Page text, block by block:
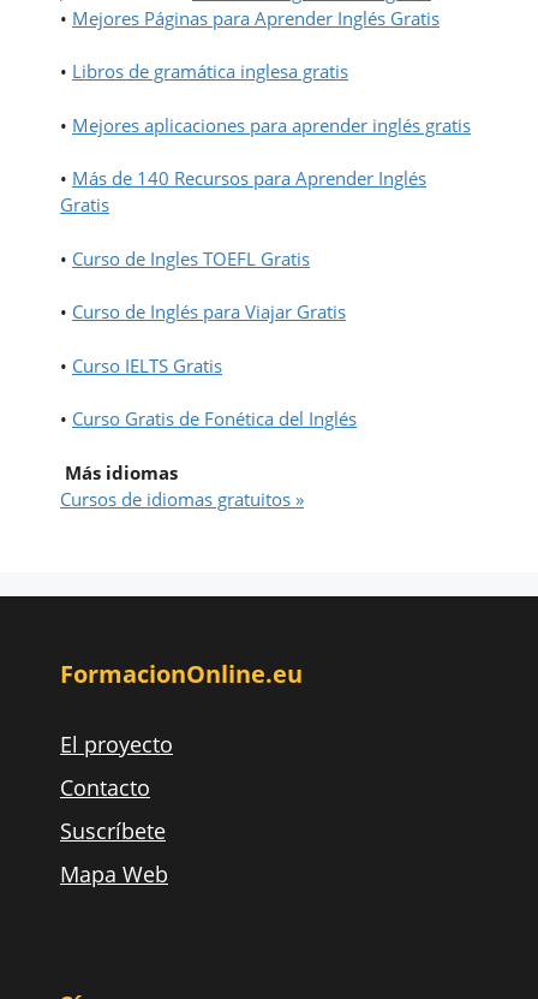
• Mejores Páginas para Aprender Inglés Gratis
• Libros de gramática inglesa gratis
• Mejores aplicaciones para aprender inglés gratis
• Más de 140 Recursos para Aprender Inglés
Gratis
• Curso de Ingles TOEFL Gratis
• Curso de Inglés para Viajar Gratis
• Curso IELTS Gratis
• Curso Gratis de Fonética del Inglés
Más idiomas
Cursos de idiomas gratuitos »
FormacionOnline.eu
El proyecto
Contacto
Suscríbete
Mapa Web